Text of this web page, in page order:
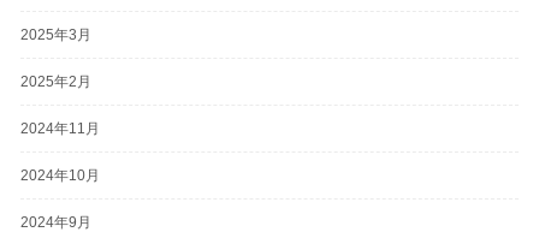
2025年3月
2025年2月
2024年11月
2024年10月
2024年9月